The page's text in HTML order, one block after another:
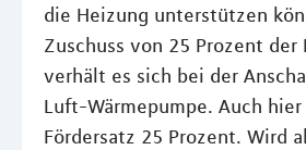
die Heizung unterstützen
Zuschuss von 25 Prozent der
verhält es sich bei der
Luft-Wärmepumpe. Auch
Fördersatz 25 Prozent. Wird